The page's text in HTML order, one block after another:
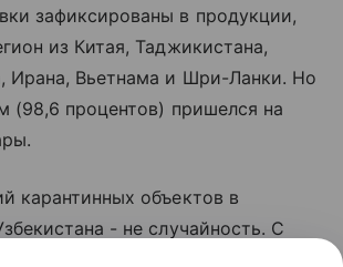
зафиксированы в продукции,
из Китая, Таджикистана,
Ирана, Вьетнама и Шри-Ланки. Но
(98,6 процентов) пришелся на
карантинных объектов в
- не случайность. С